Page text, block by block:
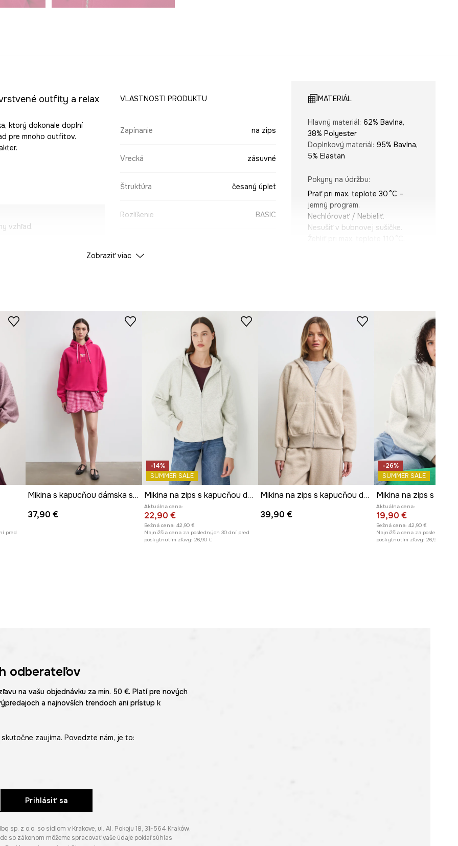
outfity a relax
ktorý dokonale doplní
pre mnoho outfitov.
vzhľad.
a vyzliekanie.
na dotyk.
mikiny.
nosenie.
VLASTNOSTI PRODUKTU
Zapínanie na zips
Vrecká zásuvné
Štruktúra česaný úplet
Rozlíšenie BASIC
ÚDAJE O PRODUKTE
ID produktu RW24-BLD020-42Y
MATERIÁL
Hlavný materiál : 62% Bavlna,
38% Polyester
Doplnkový materiál : 95% Bavlna,
5% Elastan
Pokyny na údržbu:
Prať pri max. teplote 30 °C –
jemný program.
Nechlórovať / Nebieliť.
Nesušiť v bubnovej sušičke.
kapucňou
Typ rukáva
ramien
Strih: oversize
ROZMERY
Rozmery uvedené pre veľkosť:
Šírka v podpazuší
57 cm
Dĺžka rukáva (meraná od
:
Modelka je vysoká 174 cm a má
Pozrite si rozmery produktu
Zobraziť viac
pred
Mikina s kapucňou dámska so zvieracím motívom
37,90 €
-14%
SUMMER SALE
Mikina na zips s kapucňou dámska
Aktuálna cena:
22,90 €
Bežná cena: 42,90 €
Najnižšia cena za posledných 30 dní pred
poskytnutím zľavy: 26,90 €
Mikina na zips s kapucňou dámska s bavlnou z melanžového materiálu
39,90 €
-26%
SUMMER SALE
Aktuálna cena:
19,90 €
Bežná cena: 42,90 €
Najnižšia cena za posledných
poskytnutím zľavy: 26,90 €
odberateľov
na vašu objednávku za min. 50 €. Platí pre nových
a najnovších trendoch ani prístup k
zaujíma. Povedzte nám, je to:
Prihlásiť sa
z o.o. so sídlom v Krakove, ul. Al. Pokoju 18, 31-564 Kraków.
so zákonom môžeme spracovať vaše údaje pokiaľ súhlas